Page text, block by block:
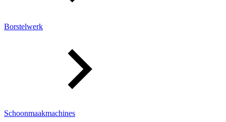
Borstelwerk
Schoonmaakmachines